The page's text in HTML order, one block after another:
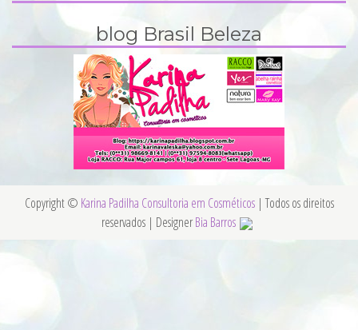
blog Brasil Beleza
Copyright © Karina Padilha Consultoria em Cosméticos | Todos os direitos
reservados | DesignerBia Barros